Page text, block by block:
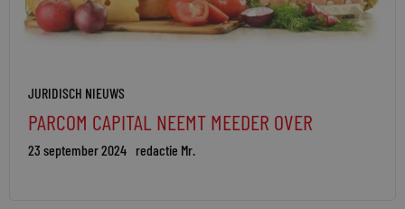
JURIDISCH NIEUWS
PARCOM CAPITAL NEEMT MEEDER OVER
23 september 2024 redactie Mr.